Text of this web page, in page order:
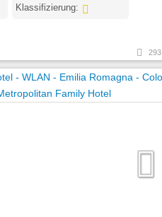
Klassifizierung:
293